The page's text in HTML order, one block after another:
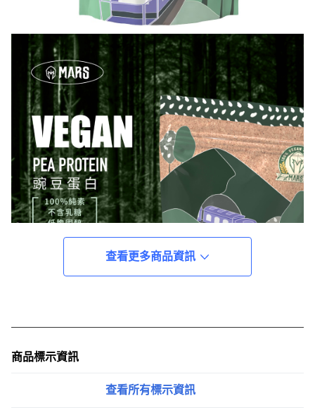
查看更多商品資訊
商品標示資訊
查看所有標示資訊